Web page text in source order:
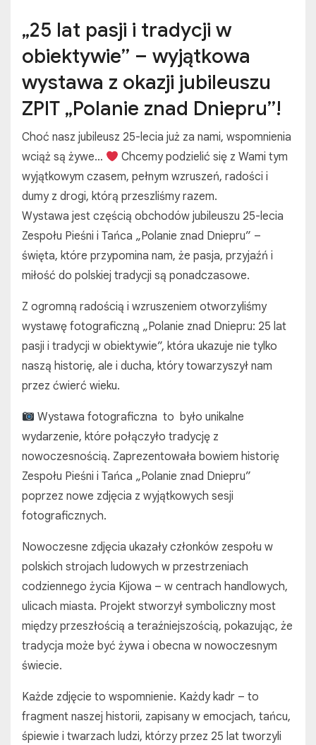
„25 lat pasji i tradycji w
obiektywie” – wyjątkowa
wystawa z okazji jubileuszu
ZPIT „Polanie znad Dniepru”!
Choć nasz jubileusz 25-lecia już za nami, wspomnienia
wciąż są żywe…
Chcemy podzielić się z Wami tym
wyjątkowym czasem, pełnym wzruszeń, radości i
dumy z drogi, którą przeszliśmy razem.
Wystawa jest częścią obchodów jubileuszu 25-lecia
Zespołu Pieśni i Tańca „Polanie znad Dniepru” –
święta, które przypomina nam, że pasja, przyjaźń i
miłość do polskiej tradycji są ponadczasowe.
Z ogromną radością i wzruszeniem otworzyliśmy
wystawę fotograficzną „Polanie znad Dniepru: 25 lat
pasji i tradycji w obiektywie”, która ukazuje nie tylko
naszą historię, ale i ducha, który towarzyszył nam
przez ćwierć wieku.
Wystawa fotograficzna to było unikalne
wydarzenie, które połączyło tradycję z
nowoczesnością. Zaprezentowała bowiem historię
Zespołu Pieśni i Tańca „Polanie znad Dniepru”
poprzez nowe zdjęcia z wyjątkowych sesji
fotograficznych.
Nowoczesne zdjęcia ukazały członków zespołu w
polskich strojach ludowych w przestrzeniach
codziennego życia Kijowa – w centrach handlowych,
ulicach miasta. Projekt stworzył symboliczny most
między przeszłością a teraźniejszością, pokazując, że
tradycja może być żywa i obecna w nowoczesnym
świecie.
Każde zdjęcie to wspomnienie. Każdy kadr – to
fragment naszej historii, zapisany w emocjach, tańcu,
śpiewie i twarzach ludzi, którzy przez 25 lat tworzyli